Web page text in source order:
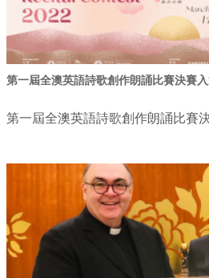
第一屆全澳英語詩歌創作朗誦比賽決賽
第一屆全澳英語詩歌創作朗誦比賽